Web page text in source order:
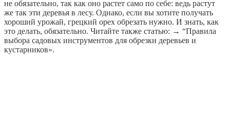
не обязательно, так как оно растет само по себе: ведь растут
же так эти деревья в лесу. Однако, если вы хотите получать
хороший урожай, грецкий орех обрезать нужно. И знать, как
это делать, обязательно. Читайте также статью: → “Правила
выбора садовых инструментов для обрезки деревьев и
кустарников».